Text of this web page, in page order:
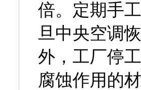
倍。定期手
旦中央空调
外，工厂停
腐蚀作用的